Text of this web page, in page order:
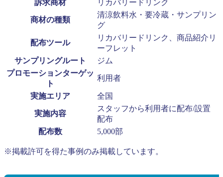
訴求商材 リカバリードリンク
商材の種類
清涼飲料水・要冷蔵・サンプリン
グ
配布ツール
リカバリードリンク、商品紹介リ
ーフレット
サンプリングルート
ジム
プロモーションターゲッ
ト
利用者
実施エリア 全国
実施内容
スタッフから利用者に配布/設置
配布
配布数
5,000部
※掲載許可を得た事例のみ掲載しています。